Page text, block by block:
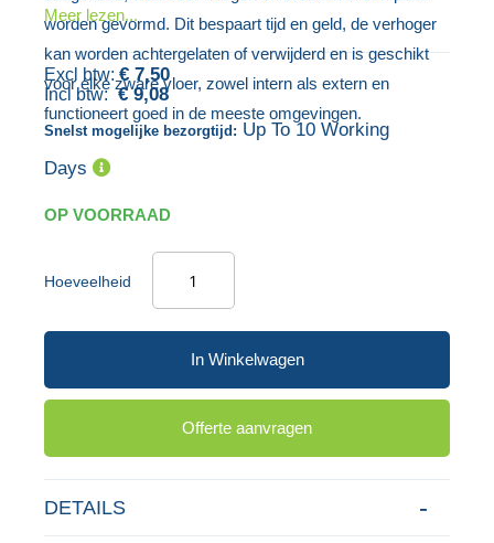
gallerij
afbeeldingen-
gallerij
worden gevormd. Dit bespaart tijd en geld, de verhoger
kan worden achtergelaten of verwijderd en is geschikt
voor elke zware vloer, zowel intern als extern en
functioneert goed in de meeste omgevingen.
Meer lezen...
€ 7,50
€ 9,08
Snelst mogelijke bezorgtijd: Up To 10 Working
Days
OP VOORRAAD
Hoeveelheid
In Winkelwagen
Offerte aanvragen
DETAILS